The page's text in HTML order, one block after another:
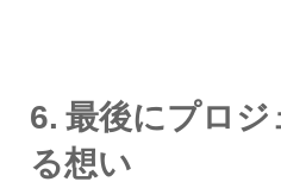
6.最後にプロ
る想い